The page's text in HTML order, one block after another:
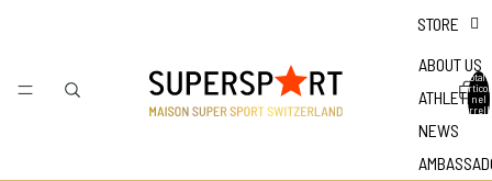
STORE
ABOUT US
ATHLETES
NEWS
Totale
nel